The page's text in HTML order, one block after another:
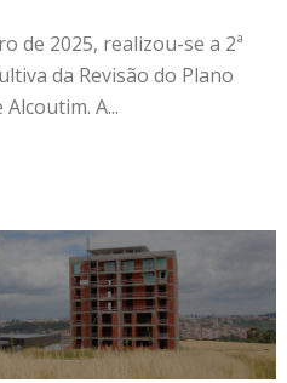
de 2025, realizou-se a 2ª
da Revisão do Plano
A...